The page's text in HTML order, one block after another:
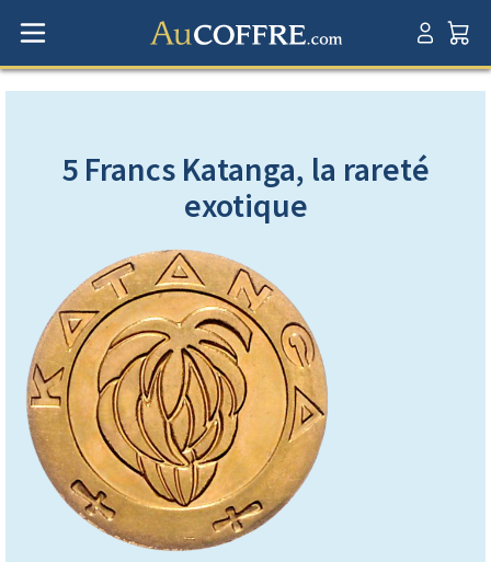
5 Francs Katanga, la rareté
exotique